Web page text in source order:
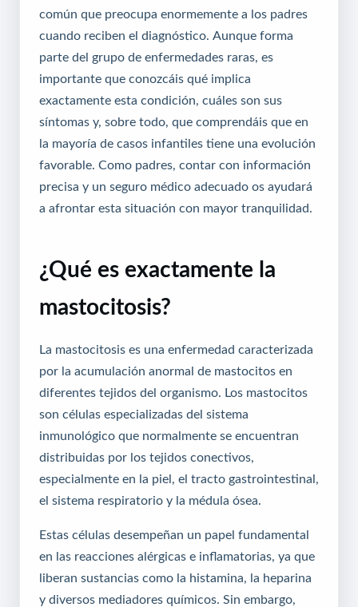
común que preocupa enormemente a los padres
cuando reciben el diagnóstico. Aunque forma
parte del grupo de enfermedades raras, es
importante que conozcáis qué implica
exactamente esta condición, cuáles son sus
síntomas y, sobre todo, que comprendáis que en
la mayoría de casos infantiles tiene una evolución
favorable. Como padres, contar con información
precisa y un seguro médico adecuado os ayudará
a afrontar esta situación con mayor tranquilidad.
¿Qué es exactamente la
mastocitosis?
La mastocitosis es una enfermedad caracterizada
por la acumulación anormal de mastocitos en
diferentes tejidos del organismo. Los mastocitos
son células especializadas del sistema
inmunológico que normalmente se encuentran
distribuidas por los tejidos conectivos,
especialmente en la piel, el tracto gastrointestinal,
el sistema respiratorio y la médula ósea.
Estas células desempeñan un papel fundamental
en las reacciones alérgicas e inflamatorias, ya que
liberan sustancias como la histamina, la heparina
y diversos mediadores químicos. Sin embargo,